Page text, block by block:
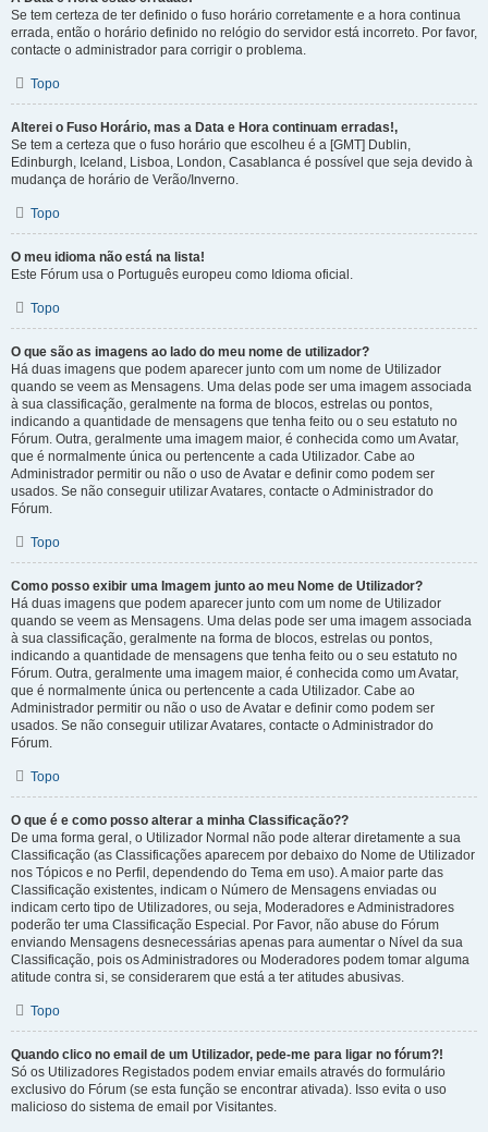
Se tem certeza de ter definido o fuso horário corretamente e a hora continua
errada, então o horário definido no relógio do servidor está incorreto. Por favor,
contacte o administrador para corrigir o problema.
Topo
Alterei o Fuso Horário, mas a Data e Hora continuam erradas!,
Se tem a certeza que o fuso horário que escolheu é a [GMT] Dublin,
Edinburgh, Iceland, Lisboa, London, Casablanca é possível que seja devido à
mudança de horário de Verão/Inverno.
Topo
O meu idioma não está na lista!
Este Fórum usa o Português europeu como Idioma oficial.
Topo
O que são as imagens ao lado do meu nome de utilizador?
Há duas imagens que podem aparecer junto com um nome de Utilizador
quando se veem as Mensagens. Uma delas pode ser uma imagem associada
à sua classificação, geralmente na forma de blocos, estrelas ou pontos,
indicando a quantidade de mensagens que tenha feito ou o seu estatuto no
Fórum. Outra, geralmente uma imagem maior, é conhecida como um Avatar,
que é normalmente única ou pertencente a cada Utilizador. Cabe ao
Administrador permitir ou não o uso de Avatar e definir como podem ser
usados. Se não conseguir utilizar Avatares, contacte o Administrador do
Fórum.
Topo
Como posso exibir uma Imagem junto ao meu Nome de Utilizador?
Há duas imagens que podem aparecer junto com um nome de Utilizador
quando se veem as Mensagens. Uma delas pode ser uma imagem associada
à sua classificação, geralmente na forma de blocos, estrelas ou pontos,
indicando a quantidade de mensagens que tenha feito ou o seu estatuto no
Fórum. Outra, geralmente uma imagem maior, é conhecida como um Avatar,
que é normalmente única ou pertencente a cada Utilizador. Cabe ao
Administrador permitir ou não o uso de Avatar e definir como podem ser
usados. Se não conseguir utilizar Avatares, contacte o Administrador do
Fórum.
Topo
O que é e como posso alterar a minha Classificação??
De uma forma geral, o Utilizador Normal não pode alterar diretamente a sua
Classificação (as Classificações aparecem por debaixo do Nome de Utilizador
nos Tópicos e no Perfil, dependendo do Tema em uso). A maior parte das
Classificação existentes, indicam o Número de Mensagens enviadas ou
indicam certo tipo de Utilizadores, ou seja, Moderadores e Administradores
poderão ter uma Classificação Especial. Por Favor, não abuse do Fórum
enviando Mensagens desnecessárias apenas para aumentar o Nível da sua
Classificação, pois os Administradores ou Moderadores podem tomar alguma
atitude contra si, se considerarem que está a ter atitudes abusivas.
Topo
Quando clico no email de um Utilizador, pede-me para ligar no fórum?!
Só os Utilizadores Registados podem enviar emails através do formulário
exclusivo do Fórum (se esta função se encontrar ativada). Isso evita o uso
malicioso do sistema de email por Visitantes.